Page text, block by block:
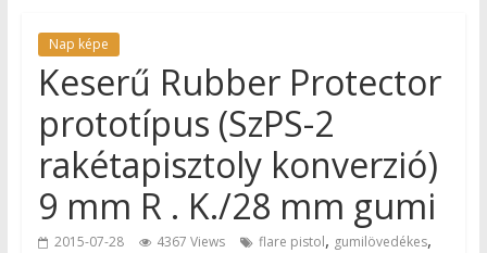
Nap képe
Keserű Rubber Protector
prototípus (SzPS-2
rakétapisztoly konverzió)
9 mm R . K./28 mm gumi
2015-07-28 4367 Views flare pistol, gumilövedékes,